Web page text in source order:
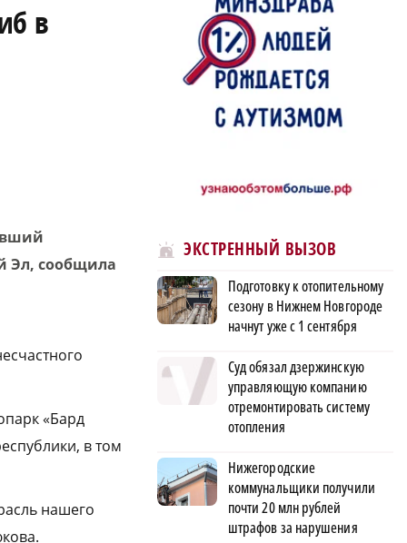
в
Эл, сообщила
«Бард
в том
нашего
ЭКСТРЕННЫЙ ВЫЗОВ
Подготовку к отопительному
сезону в Нижнем Новгороде
начнут уже с 1 сентября
Суд обязал дзержинскую
управляющую компанию
отремонтировать систему
отопления
Нижегородские
коммунальщики получили
почти 20 млн рублей
штрафов за нарушения